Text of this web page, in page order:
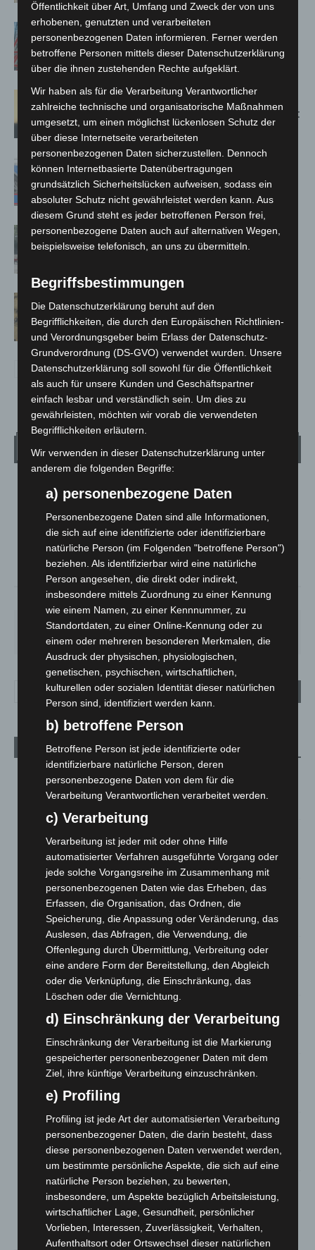
A2: Zweite Turbobaustelle startet
zwischen Hannover-West und
Bothfeld
Hannover: Erste Tigermücken-
Population in Niedersachsen entdeckt
Mann läuft mit Hockeyschläger über
A7 – Polizei sucht Zeugen
Gasleitung bei McDonald’s-Umbau in
Langenhagen beschädigt
Hannover Klassik Open Air 2026:
Französische Oper im Maschpark
Wetter
LANGENHAGEN
13.5°C 15°
12.8°
79% 1.8m/s 44%
SO.
33°
MO.
27°
DI.
23°
MI.
26°
DO.
28
Aktuelle Beiträge
Kunst trifft Weingenuss: Barbara-Susann Mehring zeigt ihre
Werke im Jacques’ Wein-Depot Isernhagen
und Bothfeld
8. August 2026
Niedersachsen: Feuerwehrkräfte kehren nach
Waldbrandeinsatz aus Spanien zurück
7. August 2026
Hannover: Erste Tigermücken-Population in Niedersachsen
entdeckt
7. August 2026
eingedämmt
6. August 2026
Region Hannover: 21 neue Notfallsanitäter starten beim
Roten Kreuz
5. August 2026
Mann läuft mit Hockeyschläger über A7 – Polizei sucht
Zeugen
5. August 2026
Celle: Mensch stirbt bei Bagger-Unfall auf Baustelle
5. August 2026
Öffentlichkeit über Art, Umfang und Zweck der von uns
erhobenen, genutzten und verarbeiteten
personenbezogenen Daten informieren. Ferner werden
betroffene Personen mittels dieser Datenschutzerklärung
über die ihnen zustehenden Rechte aufgeklärt.
Wir haben als für die Verarbeitung Verantwortlicher
zahlreiche technische und organisatorische Maßnahmen
umgesetzt, um einen möglichst lückenlosen Schutz der
über diese Internetseite verarbeiteten
personenbezogenen Daten sicherzustellen. Dennoch
können Internetbasierte Datenübertragungen
grundsätzlich Sicherheitslücken aufweisen, sodass ein
absoluter Schutz nicht gewährleistet werden kann. Aus
diesem Grund steht es jeder betroffenen Person frei,
personenbezogene Daten auch auf alternativen Wegen,
beispielsweise telefonisch, an uns zu übermitteln.
Begriffsbestimmungen
Die Datenschutzerklärung beruht auf den
Begrifflichkeiten, die durch den Europäischen Richtlinien-
und Verordnungsgeber beim Erlass der Datenschutz-
Grundverordnung (DS-GVO) verwendet wurden. Unsere
Datenschutzerklärung soll sowohl für die Öffentlichkeit
als auch für unsere Kunden und Geschäftspartner
einfach lesbar und verständlich sein. Um dies zu
gewährleisten, möchten wir vorab die verwendeten
Begrifflichkeiten erläutern.
Wir verwenden in dieser Datenschutzerklärung unter
anderem die folgenden Begriffe:
a) personenbezogene Daten
Personenbezogene Daten sind alle Informationen,
die sich auf eine identifizierte oder identifizierbare
natürliche Person (im Folgenden "betroffene Person")
beziehen. Als identifizierbar wird eine natürliche
Person angesehen, die direkt oder indirekt,
insbesondere mittels Zuordnung zu einer Kennung
wie einem Namen, zu einer Kennnummer, zu
Standortdaten, zu einer Online-Kennung oder zu
einem oder mehreren besonderen Merkmalen, die
Ausdruck der physischen, physiologischen,
genetischen, psychischen, wirtschaftlichen,
kulturellen oder sozialen Identität dieser natürlichen
Person sind, identifiziert werden kann.
b) betroffene Person
Betroffene Person ist jede identifizierte oder
identifizierbare natürliche Person, deren
personenbezogene Daten von dem für die
Verarbeitung Verantwortlichen verarbeitet werden.
c) Verarbeitung
Verarbeitung ist jeder mit oder ohne Hilfe
automatisierter Verfahren ausgeführte Vorgang oder
jede solche Vorgangsreihe im Zusammenhang mit
personenbezogenen Daten wie das Erheben, das
Erfassen, die Organisation, das Ordnen, die
Speicherung, die Anpassung oder Veränderung, das
Auslesen, das Abfragen, die Verwendung, die
Offenlegung durch Übermittlung, Verbreitung oder
eine andere Form der Bereitstellung, den Abgleich
oder die Verknüpfung, die Einschränkung, das
Löschen oder die Vernichtung.
d) Einschränkung der Verarbeitung
Einschränkung der Verarbeitung ist die Markierung
gespeicherter personenbezogener Daten mit dem
Ziel, ihre künftige Verarbeitung einzuschränken.
e) Profiling
Profiling ist jede Art der automatisierten Verarbeitung
personenbezogener Daten, die darin besteht, dass
diese personenbezogenen Daten verwendet werden,
um bestimmte persönliche Aspekte, die sich auf eine
natürliche Person beziehen, zu bewerten,
insbesondere, um Aspekte bezüglich Arbeitsleistung,
wirtschaftlicher Lage, Gesundheit, persönlicher
Vorlieben, Interessen, Zuverlässigkeit, Verhalten,
Aufenthaltsort oder Ortswechsel dieser natürlichen